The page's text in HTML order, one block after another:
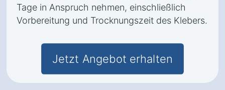
Tage in Anspruch nehmen, einschließlich
Vorbereitung und Trocknungszeit des Klebers.
Jetzt Angebot erhalten